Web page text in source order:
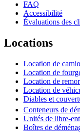
FAQ
Accessibilité
Évaluations des
Locations
Location de
Location de
Location de
Location de
Diables et
Conteneurs de
Unités de libre-
Boîtes de